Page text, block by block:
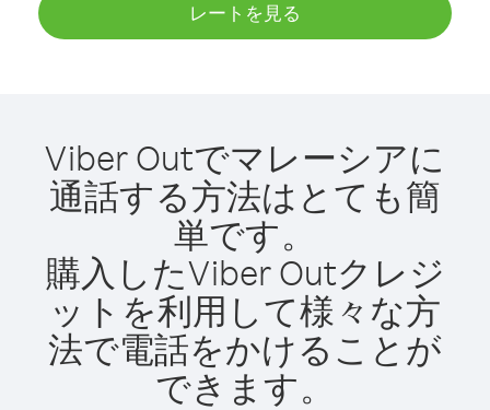
レートを見る
Viber Outでマレーシアに
通話する方法はとても簡
単です。
購入したViber Outクレジ
ットを利用して様々な方
法で電話をかけることが
できます。